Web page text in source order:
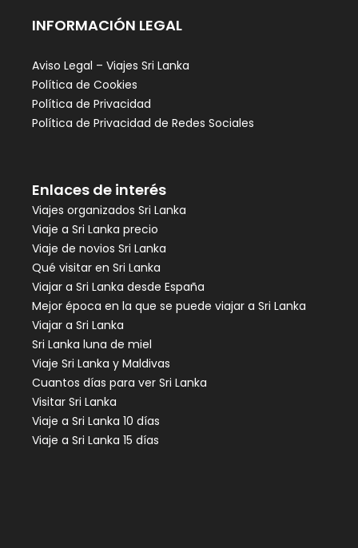
INFORMACIÓN LEGAL
Aviso Legal – Viajes Sri Lanka
Política de Cookies
Política de Privacidad
Política de Privacidad de Redes Sociales
Enlaces de interés
Viajes organizados Sri Lanka
Viaje a Sri Lanka precio
Viaje de novios Sri Lanka
Qué visitar en Sri Lanka
Viajar a Sri Lanka desde España
Mejor época en la que se puede viajar a Sri Lanka
Viajar a Sri Lanka
Sri Lanka luna de miel
Viaje Sri Lanka y Maldivas
Cuantos días para ver Sri Lanka
Visitar Sri Lanka
Viaje a Sri Lanka 10 días
Viaje a Sri Lanka 15 días